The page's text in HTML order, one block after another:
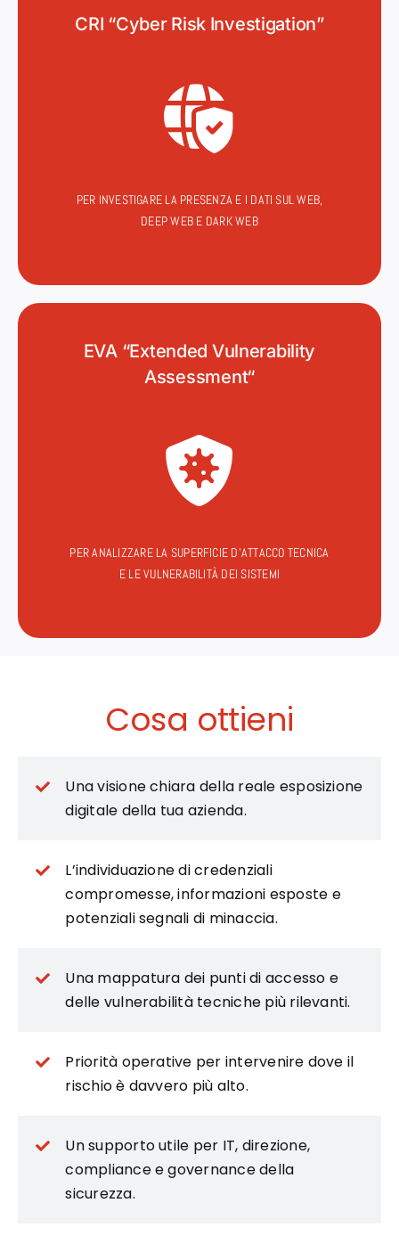
CRI “Cyber Risk Investigation”
PER INVESTIGARE LA PRESENZA E I DATI SUL WEB,
DEEP WEB E DARK WEB
EVA “Extended Vulnerability
Assessment“
PER ANALIZZARE LA SUPERFICIE D’ATTACCO TECNICA
E LE VULNERABILITÀ DEI SISTEMI
Cosa ottieni
Una visione chiara della reale esposizione
digitale della tua azienda.
L’individuazione di credenziali
compromesse, informazioni esposte e
potenziali segnali di minaccia.
Una mappatura dei punti di accesso e
delle vulnerabilità tecniche più rilevanti.
Priorità operative per intervenire dove il
rischio è davvero più alto.
Un supporto utile per IT, direzione,
compliance e governance della
sicurezza.